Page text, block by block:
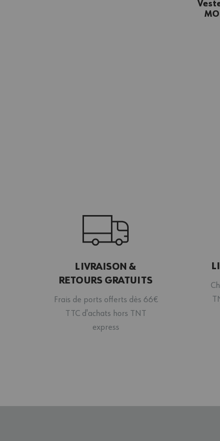
LIVRAISON &
RETOURS GRATUITS
Frais de ports offerts dès 66€
TTC d'achats hors TNT
express